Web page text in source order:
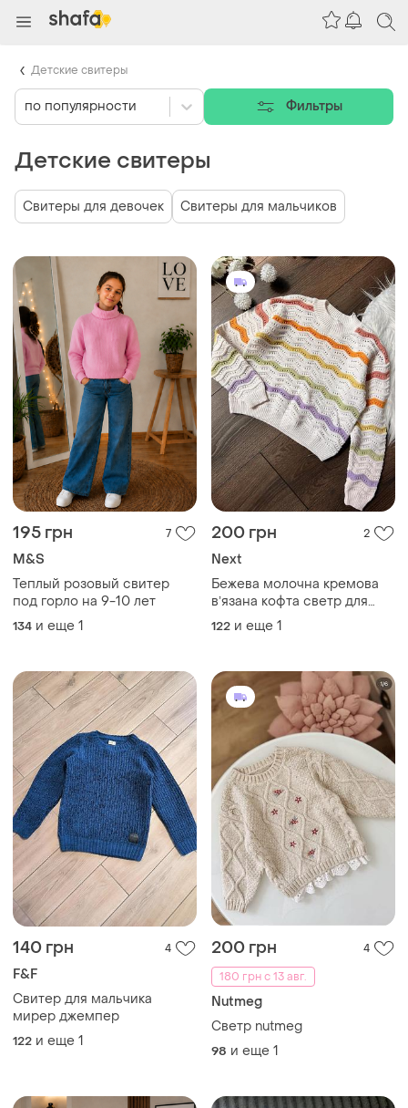
Детские свитеры
по популярности Фильтры
Детские свитеры
Свитеры для девочек Свитеры для мальчиков
195 грн 7
M&S
Теплый розовый свитер
под горло на 9-10 лет
134 и еще 1
200 грн 2
Next
Бежева молочна кремова
вʼязана кофта светр для
дівчинки 6 років 116 см next
некст ажурна з
осінь весну в школу
122 и еще 1
140 грн 4
F&F
Свитер для мальчика
мирер джемпер
122 и еще 1
200 грн
4
180 грн с 13 авг.
Nutmeg
Светр nutmeg
98 и еще 1